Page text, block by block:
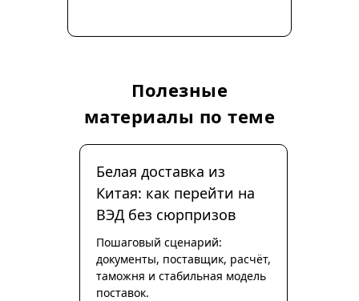
Полезные
материалы по теме
Белая доставка из
Китая: как перейти на
ВЭД без сюрпризов
Пошаговый сценарий:
документы, поставщик, расчёт,
таможня и стабильная модель
поставок.